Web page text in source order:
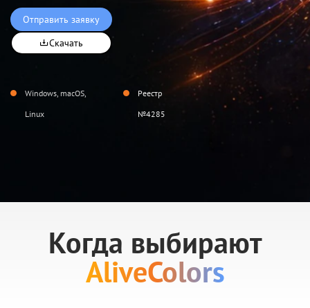
Отправить заявку
Скачать
Windows, macOS,
Linux
Реестр
№4285
Когда выбирают
AliveColors